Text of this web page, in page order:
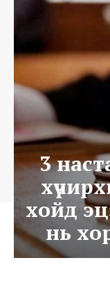
3
хойд
нь